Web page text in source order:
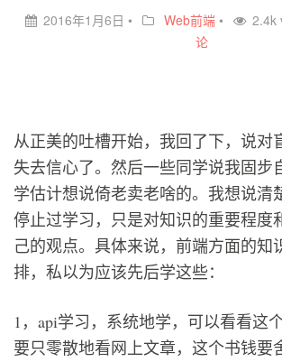
2016年1月6日 • Web前端 • 2.4k
论
从正美的吐槽开始，我回了下，说对
失去信心了。然后一些同学说我固步
学估计想说倚老卖老啥的。我想说清
停止过学习，只是对知识的重要程度
己的观点。具体来说，前端方面的知
排，私以为应该先后学这些：
1，api学习，系统地学，可以看看这
要只零散地看网上文章，这个书钱要